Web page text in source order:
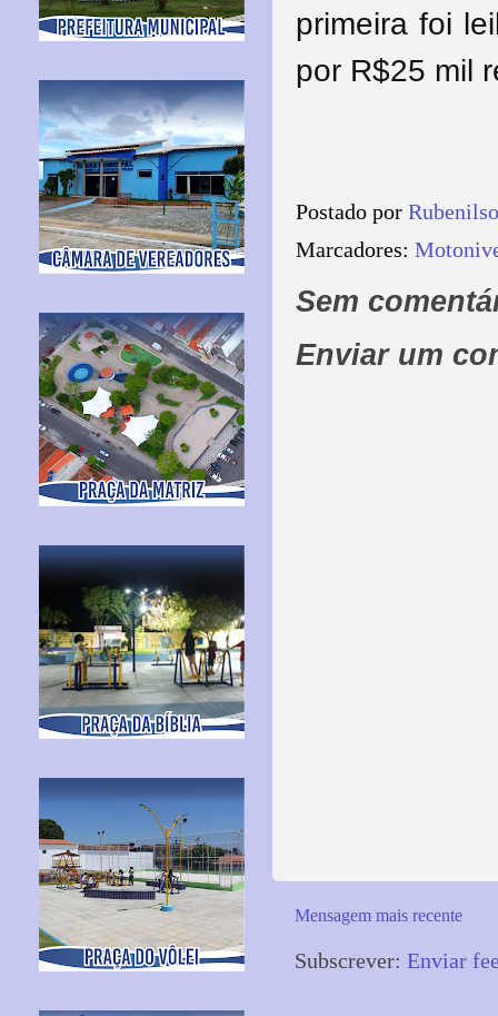
primeira foi
por R$25 mil
Postado por
Marcadores:
Sem
Enviar um
Mensagem mais recente
Subscrever: Enviar